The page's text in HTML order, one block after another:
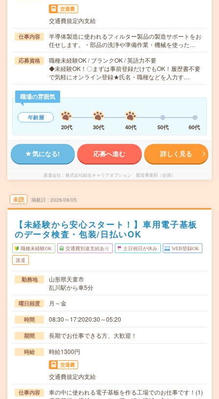
交通費
交通費規定内支給
仕事内容
半導体製造に使われるフィルター製品の製造サポートをお
任せします。・部品の洗浄や準備作業・機械を使った…
応募資格
職種未経験OK / ブランクOK / 英語力不要
◆未経験OK！〇まずは事前登録だけでもOK！履歴書不要
で気軽にオンライン登録★氏名・職種などを入力す…
職場の雰囲気
年齢層
20代
30代 40代 50代 60代
気になる! 応募へ進む 詳しく見る
派遣会社 株式会社綜合キャリアオプション 製造事業部（全国）
未読 掲載日 2026/08/05
【未経験から安心スタート！】車用電子基板
のデータ検査・包装/日払いOK
職種未経験OK 交通費別途支給あり 土日祝日が休み WEB登録OK
派遣
勤務地
山形県天童市
乱川駅から車5分
曜日頻度 月～金
時間 08:30～17:2020:30～05:20
期間 長期でお仕事できる方、大歓迎！
時給 時給1300円
交通費
交通費規定内支給
仕事内容
車の中に使われる電子基板を作る工場でのお仕事です！(1)